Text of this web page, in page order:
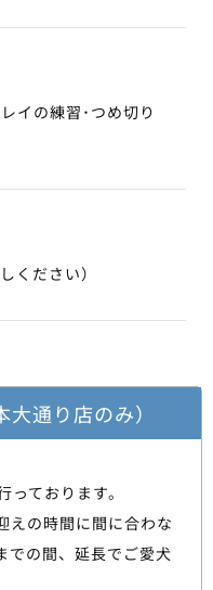
イの練習･つめ切り
ください）
通り店のみ）
ております。
えの時間に間に合わな
での間、延長でご愛犬